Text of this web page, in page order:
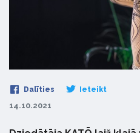
Dalīties Ieteikt
14.10.2021